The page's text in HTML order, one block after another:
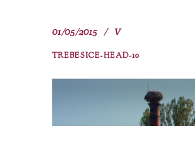
01/05/2015 V
TREBESICE-HEAD-10